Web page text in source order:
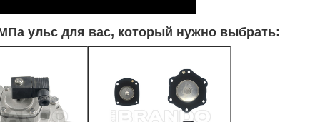
ульс для вас, который нужно выбрать: